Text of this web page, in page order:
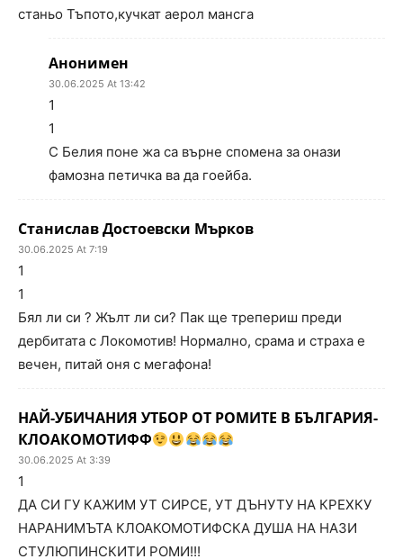
станьо Тъпото,кучкат аерол мансга
Анонимен
30.06.2025 At 13:42
1
1
С Белия поне жа са върне спомена за онази
фамозна петичка ва да гоейба.
Станислав Достоевски Мърков
30.06.2025 At 7:19
1
1
Бял ли си ? Жълт ли си? Пак ще трепериш преди
дербитата с Локомотив! Нормално, срама и страха е
вечен, питай оня с мегафона!
НАЙ-УБИЧАНИЯ УТБОР ОТ РОМИТЕ В БЪЛГАРИЯ-
КЛОАКОМОТИФФ
30.06.2025 At 3:39
1
ДА СИ ГУ КАЖИМ УТ СИРСЕ, УТ ДЪНУТУ НА КРЕХКУ
НАРАНИМЪТА КЛОАКОМОТИФСКА ДУША НА НАЗИ
СТУЛЮПИНСКИТИ РОМИ!!!